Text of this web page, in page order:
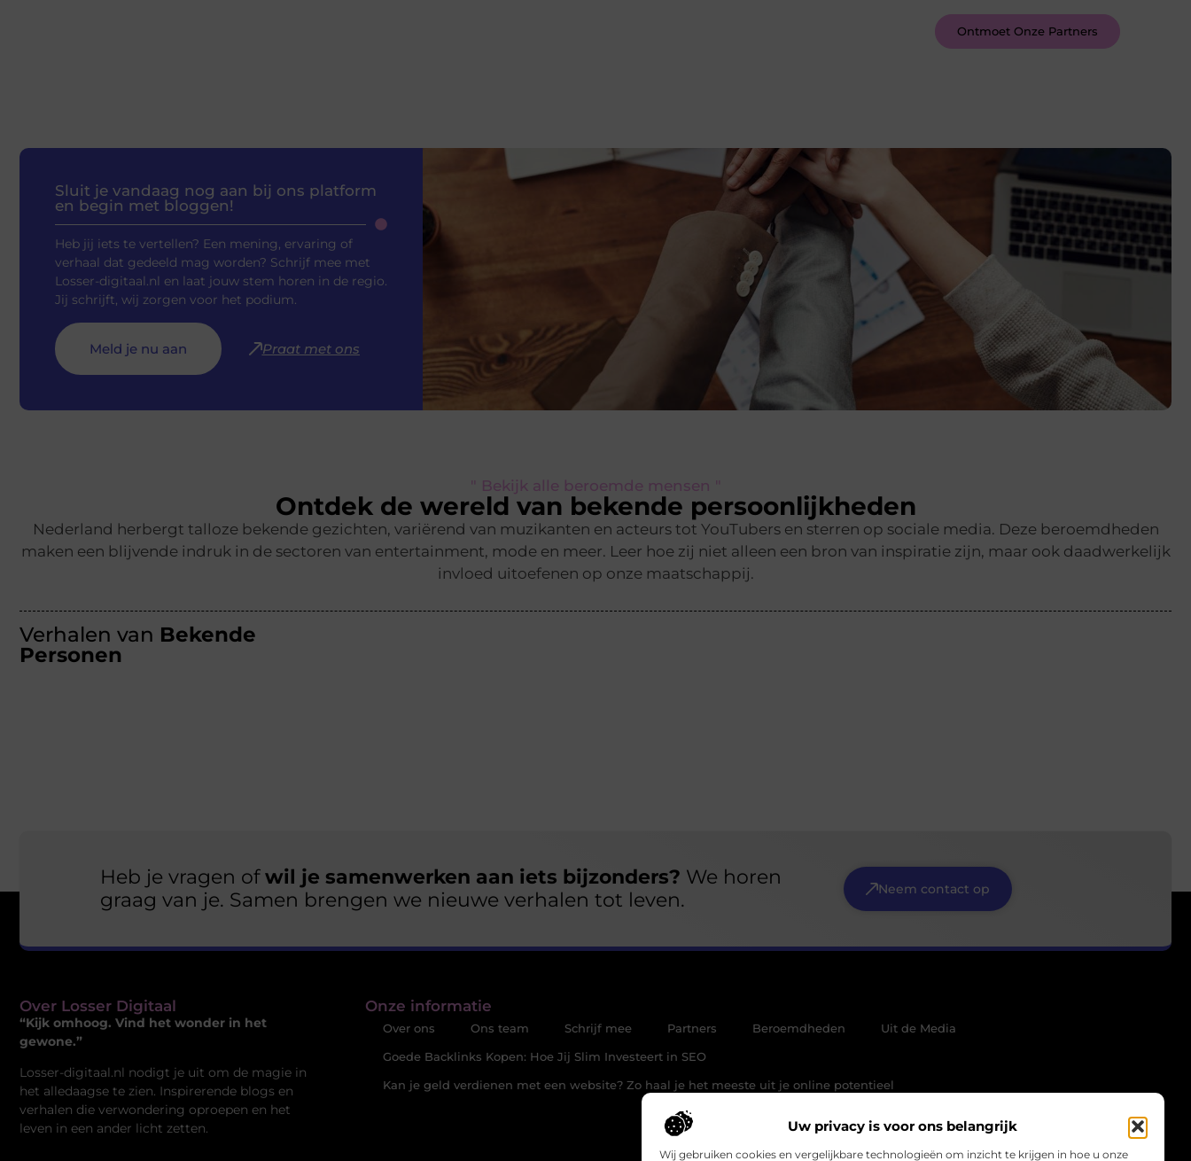
Uw privacy is voor ons belangrijk
Wij gebruiken cookies en vergelijkbare technologieën om inzicht te krijgen in hoe u onze
Ontmoet Onze Partners
Sluit je vandaag nog aan bij ons platform
en begin met bloggen!
Heb jij iets te vertellen? Een mening, ervaring of
verhaal dat gedeeld mag worden? Schrijf mee met
Losser-digitaal.nl en laat jouw stem horen in de regio.
Jij schrijft, wij zorgen voor het podium.
Meld je nu aan Praat met ons
" Bekijk alle beroemde mensen "
Ontdek de wereld van bekende persoonlijkheden
Nederland herbergt talloze bekende gezichten, variërend van muzikanten en acteurs tot YouTubers en sterren op sociale media. Deze beroemdheden
maken een blijvende indruk in de sectoren van entertainment, mode en meer. Leer hoe zij niet alleen een bron van inspiratie zijn, maar ook daadwerkelijk
invloed uitoefenen op onze maatschappij.
Verhalen van Bekende
Personen
Heb je vragen ofwil je samenwerken aan iets bijzonders? We horen
graag van je. Samen brengen we nieuwe verhalen tot leven.
Neem contact op
Over Losser Digitaal
“Kijk omhoog. Vind het wonder in het
gewone.”
Losser-digitaal.nl nodigt je uit om de magie in
het alledaagse te zien. Inspirerende blogs en
verhalen die verwondering oproepen en het
leven in een ander licht zetten.
Onze informatie
Over ons Ons team Schrijf mee Partners Beroemdheden
Uit de Media
Goede Backlinks Kopen: Hoe Jij Slim Investeert in SEO
Kan je geld verdienen met een website? Zo haal je het meeste uit je online potentieel